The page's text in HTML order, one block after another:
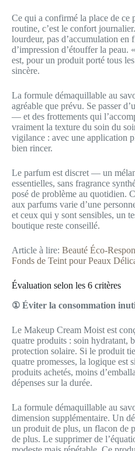
Ce qui a confirmé la place de ce
routine, c’est le confort
lourdeur, pas d’accumulation en
d’impression d’étouffer la peau.
est, pour un produit porté tous
sincère.
La formule démaquillable au
agréable que prévu. Se passer
— et des frottements qui
vraiment la texture du soin du
vigilance : avec une application
bien rincer.
Le parfum est discret — un
essentielles, sans fragrance
posé de problème au quotidien.
aux parfums varie d’une
et ceux qui y sont sensibles, un
boutique reste conseillé.
Article à lire: Beauté Éco-
Fonds de Teint pour Peaux
Évaluation selon les 6 critères
① Éviter la consommation
Le Makeup Cream Moist est
quatre produits : soin hydratant,
protection solaire. Si le produit
quatre promesses, la logique est
produits achetés, moins
dépenses sur la durée.
La formule démaquillable au
dimension supplémentaire. Un
un produit de plus, un flacon de
de plus. Le supprimer de